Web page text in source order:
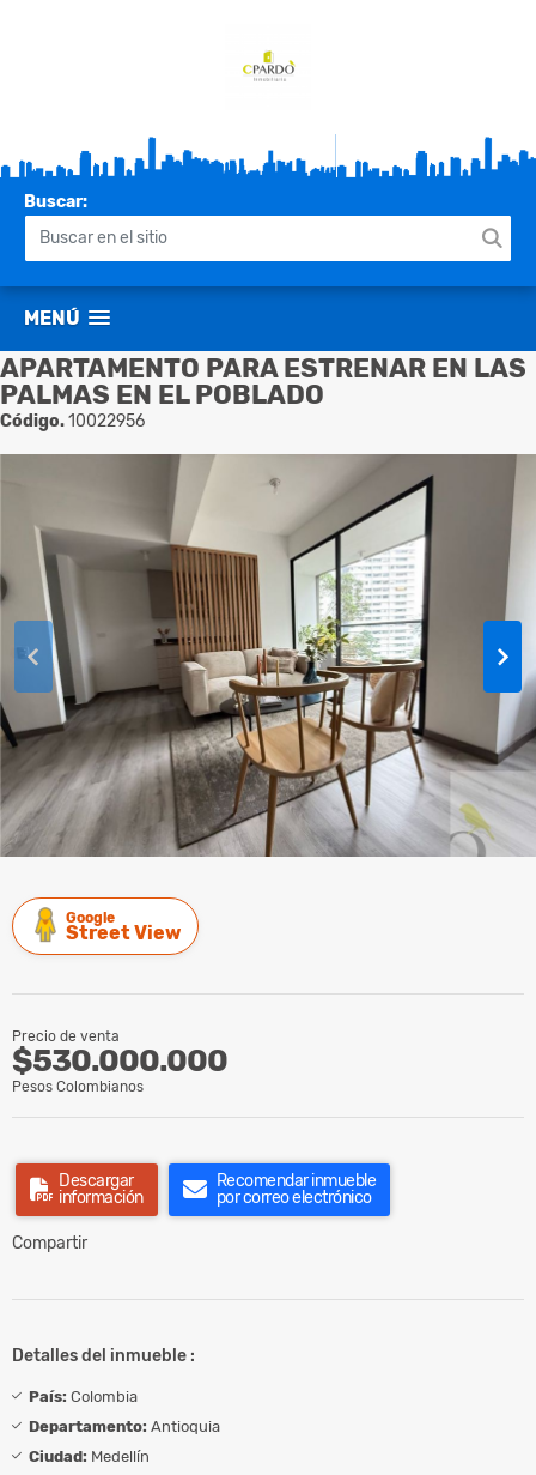
Buscar:
MENÚ
APARTAMENTO PARA ESTRENAR EN LAS
PALMAS EN EL POBLADO
Código.10022956
Google
Street View
Precio de venta
$530.000.000
Pesos Colombianos
Descargar
información
Recomendar inmueble
por correo electrónico
Compartir
Detalles del inmueble :
País: Colombia
Departamento: Antioquia
Ciudad: Medellín